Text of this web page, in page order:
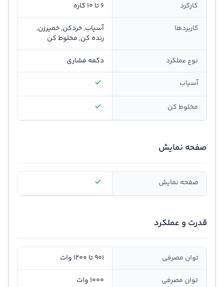
کارکرد 6 تا 10 کاره
کاربردها
آسیاب, خردکن, خمیرزن,
رنده کن, مخلوط کن
نوع عملکرد دکمه فشاری
آسیاب
مخلوط کن
صفحه نمایش
صفحه نمایش
قدرت و عملکرد
توان مصرفی 901 تا 1200 وات
توان مصرفی 1000 وات